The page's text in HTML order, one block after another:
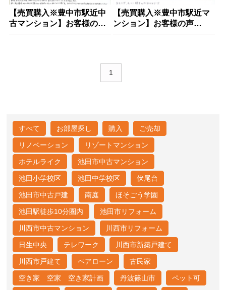
【売買購入※豊中市駅近中
古マンション】お客様の声
※2024.7.21
【売買購入※豊中市駅近マ
ンション】お客様の声
※2024.06.06
1
すべて お部屋探し 購入 ご売却
リノベーション リゾートマンション
ホテルライク 池田市中古マンション
池田小学校区 池田中学校区 伏尾台
池田市中古戸建 南庭 ほそごう学園
池田駅徒歩10分圏内 池田市リフォーム
川西市中古マンション 川西市リフォーム
日生中央 テレワーク 川西市新築戸建て
川西市戸建て ペアローン 古民家
空き家 空家 空き家計画 丹波篠山市 ペット可